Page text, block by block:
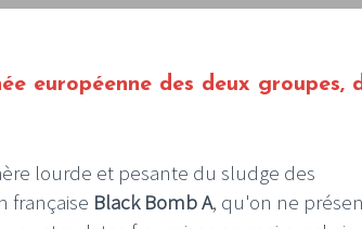
européenne des deux groupes,
lourde et pesante du sludge des
française Black Bomb A, qu'on ne